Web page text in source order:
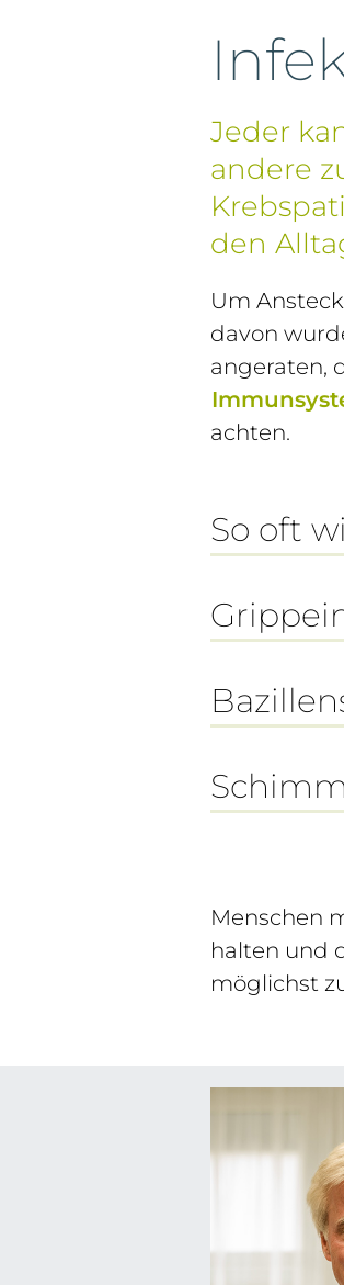
Jeder
andere
den
Um
davon
angeraten,
achten.
So oft
Menschen
halten und
möglichst